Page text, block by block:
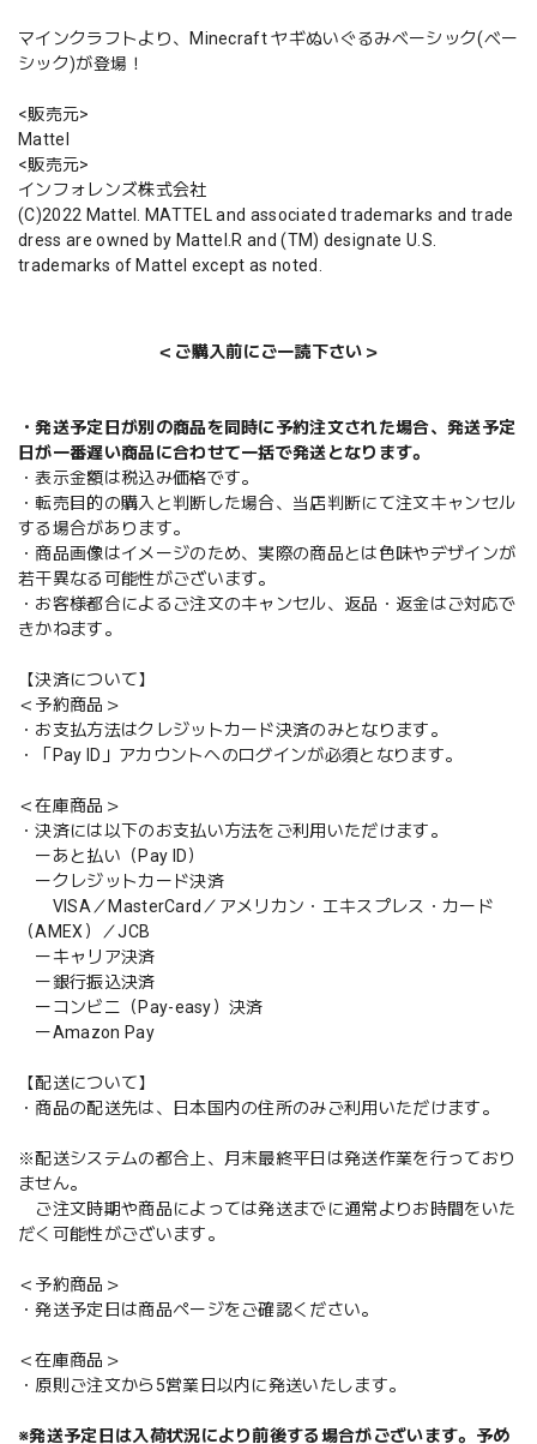
マインクラフトより、Minecraft ヤギぬいぐるみベーシック(ベー
シック)が登場！
<販売元>
Mattel
<販売元>
インフォレンズ株式会社
(C)2022 Mattel. MATTEL and associated trademarks and trade
dress are owned by Mattel.R and (TM) designate U.S.
trademarks of Mattel except as noted.
＜ご購入前にご一読下さい＞
・発送予定日が別の商品を同時に予約注文された場合、発送予定
日が一番遅い商品に合わせて一括で発送となります。
・表示金額は税込み価格です。
・転売目的の購入と判断した場合、当店判断にて注文キャンセル
する場合があります。
・商品画像はイメージのため、実際の商品とは色味やデザインが
若干異なる可能性がございます。
・お客様都合によるご注文のキャンセル、返品・返金はご対応で
きかねます。
【決済について】
＜予約商品＞
・お支払方法はクレジットカード決済のみとなります。
・「Pay ID」アカウントへのログインが必須となります。
＜在庫商品＞
・決済には以下のお支払い方法をご利用いただけます。
ーあと払い（Pay ID）
ークレジットカード決済
VISA／MasterCard／アメリカン・エキスプレス・カード
（AMEX）／JCB
ーキャリア決済
ー銀行振込決済
ーコンビニ（Pay-easy）決済
ーAmazon Pay
【配送について】
・商品の配送先は、日本国内の住所のみご利用いただけます。
※配送システムの都合上、月末最終平日は発送作業を行っており
ません。
ご注文時期や商品によっては発送までに通常よりお時間をいた
だく可能性がございます。
＜予約商品＞
・発送予定日は商品ページをご確認ください。
＜在庫商品＞
・原則ご注文から5営業日以内に発送いたします。
※発送予定日は入荷状況により前後する場合がございます。予め